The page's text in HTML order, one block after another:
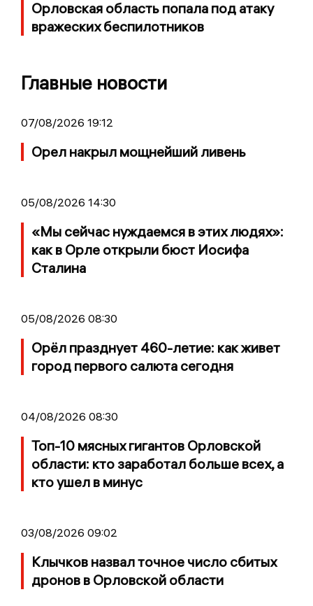
Орловская область попала под атаку
вражеских беспилотников
Главные новости
07/08/2026 19:12
Орел накрыл мощнейший ливень
05/08/2026 14:30
«Мы сейчас нуждаемся в этих людях»:
как в Орле открыли бюст Иосифа
Сталина
05/08/2026 08:30
Орёл празднует 460-летие: как живет
город первого салюта сегодня
04/08/2026 08:30
Топ-10 мясных гигантов Орловской
области: кто заработал больше всех, а
кто ушел в минус
03/08/2026 09:02
Клычков назвал точное число сбитых
дронов в Орловской области